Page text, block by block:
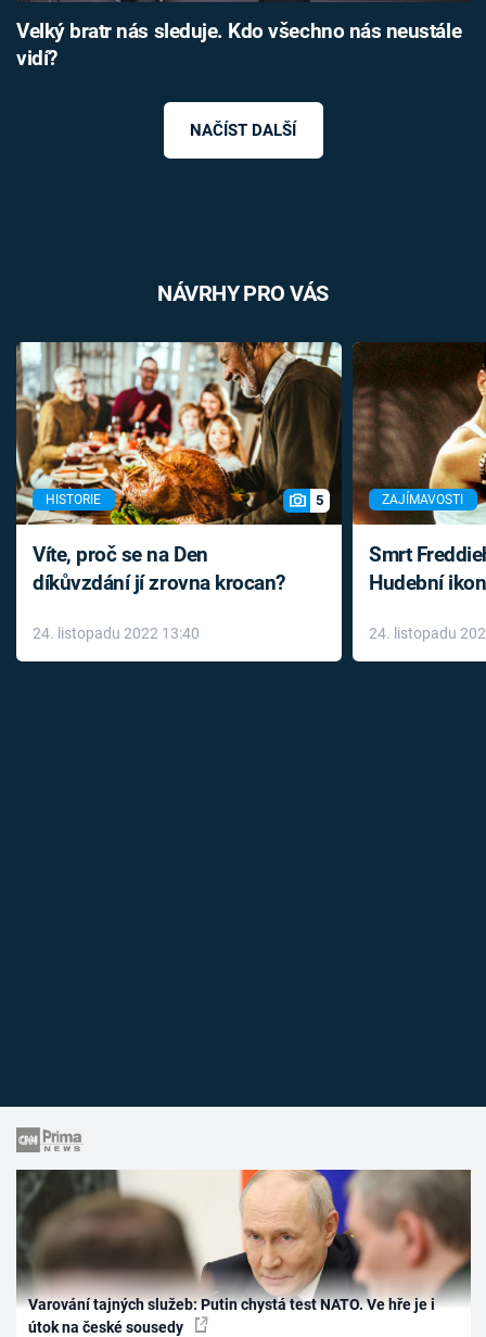
Velký bratr nás sleduje. Kdo všechno nás neustále
vidí?
NAČÍST DALŠÍ
NÁVRHY PRO VÁS
HISTORIE 5
Víte, proč se na Den
díkůvzdání jí zrovna krocan?
24. listopadu 2022 13:40
ZAJÍMAVOSTI
Smrt
Hudební
léky
24. listopadu
Varování tajných služeb: Putin chystá test NATO. Ve hře je i
útok na české sousedy